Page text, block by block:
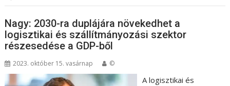
Nagy: 2030-ra duplájára növekedhet a
logisztikai és szállítmányozási szektor
részesedése a GDP-ből
2023. október 15. vasárnap ©
A logisztikai és